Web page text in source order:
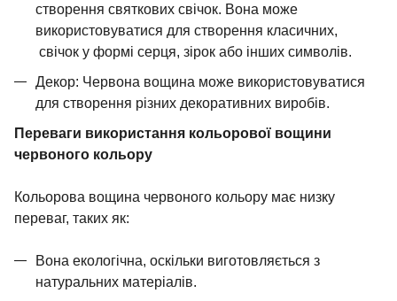
створення святкових свічок. Вона може
використовуватися для створення класичних,
свічок у формі серця, зірок або інших символів.
Декор: Червона вощина може використовуватися
для створення різних декоративних виробів.
Переваги використання кольорової вощини
червоного кольору
Кольорова вощина червоного кольору має низку
переваг, таких як:
Вона екологічна, оскільки виготовляється з
натуральних матеріалів.